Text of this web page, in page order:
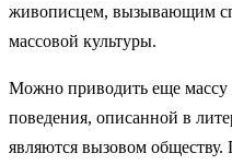
живописцем, вызывающим
массовой культуры.
Можно приводить еще массу
поведения, описанной в
являются вызовом обществу.